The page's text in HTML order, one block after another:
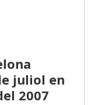
juliol en
2007